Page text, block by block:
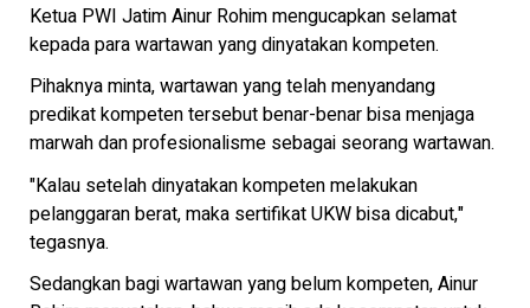
Ketua PWI Jatim Ainur Rohim mengucapkan selamat
kepada para wartawan yang dinyatakan kompeten.
Pihaknya minta, wartawan yang telah menyandang
predikat kompeten tersebut benar-benar bisa menjaga
marwah dan profesionalisme sebagai seorang wartawan.
"Kalau setelah dinyatakan kompeten melakukan
pelanggaran berat, maka sertifikat UKW bisa dicabut,"
tegasnya.
Sedangkan bagi wartawan yang belum kompeten, Ainur